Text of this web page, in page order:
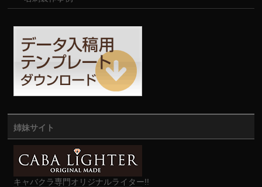
姉妹サイト
キャバクラ専門オリジナルライター!!